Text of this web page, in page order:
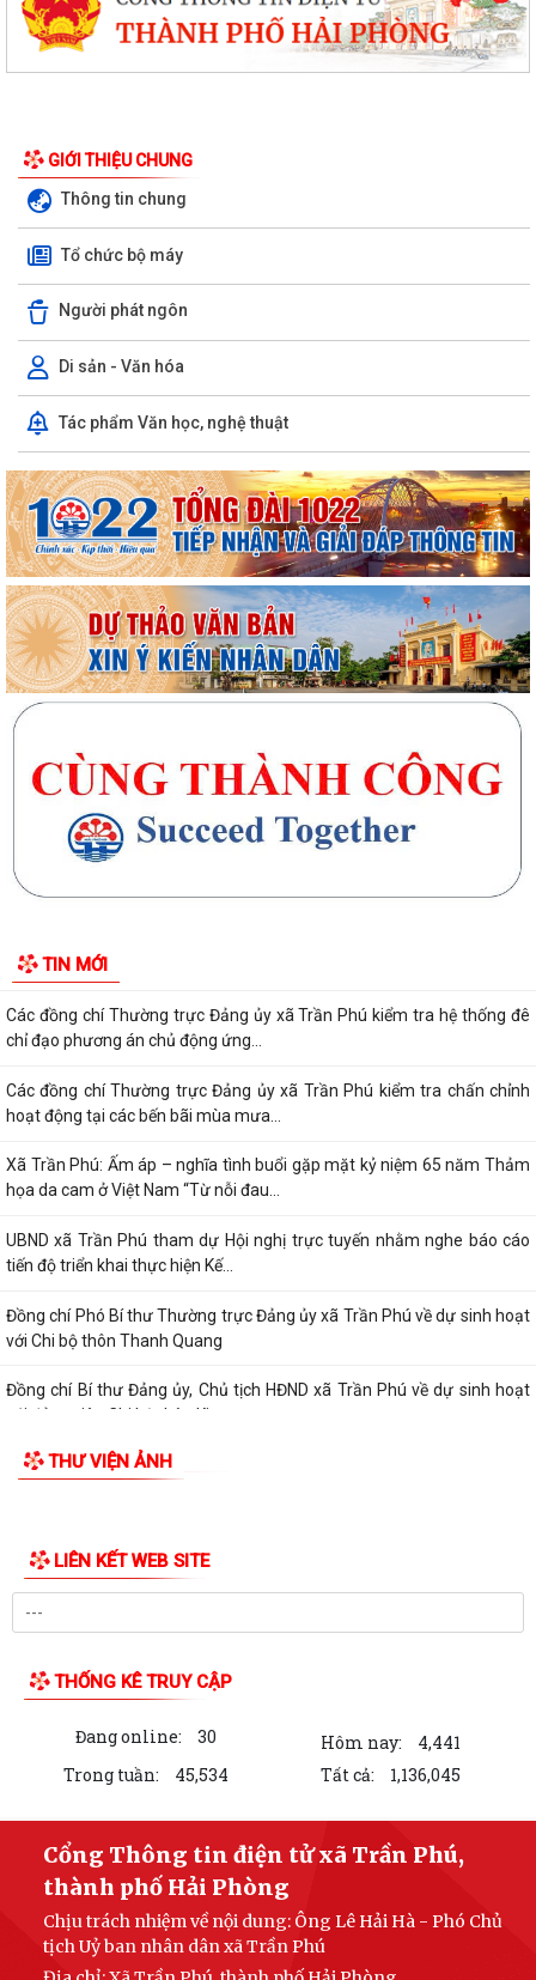
GIỚI THIỆU CHUNG
Thông tin chung
Tổ chức bộ máy
Người phát ngôn
Di sản - Văn hóa
Tác phẩm Văn học, nghệ thuật
TIN MỚI
UBND xã Trần Phú tổ chức niêm yết và gửi thông báo thu hồi đất để
thực hiện Dự án tuyến đường sắt...
Cụm thi đua số 10 (thuộc Ủy ban MTTQ Việt Nam thành phố) sơ kết
công tác mặt trận 6 tháng đầu năm...
Triển khai kiểm đếm, xác nhận tài sản phục vụ giải phóng mặt bằng
các dự án trọng điểm
đổi số, kỹ năng số cho CBCCVC...
Các đồng chí Thường trực Đảng ủy xã Trần Phú kiểm tra hệ thống đê
chỉ đạo phương án chủ động ứng...
Các đồng chí Thường trực Đảng ủy xã Trần Phú kiểm tra chấn chỉnh
hoạt động tại các bến bãi mùa mưa...
Xã Trần Phú: Ấm áp – nghĩa tình buổi gặp mặt kỷ niệm 65 năm Thảm
họa da cam ở Việt Nam “Từ nỗi đau...
UBND xã Trần Phú tham dự Hội nghị trực tuyến nhằm nghe báo cáo
tiến độ triển khai thực hiện Kế...
Đồng chí Phó Bí thư Thường trực Đảng ủy xã Trần Phú về dự sinh hoạt
với Chi bộ thôn Thanh Quang
Đồng chí Bí thư Đảng ủy, Chủ tịch HĐND xã Trần Phú về dự sinh hoạt
với đảng viên Chi bộ thôn Kim...
Giấy mời tiếp công dân của đồng chí Chủ tịch UBND xã (05/8/2026)
Đồng chí Bí thư Đảng ủy, Chủ tịch HĐND xã tiếp xúc, đối thoại với công
dân định kỳ tháng 8
đối thoại với người dân thôn...
UBND xã Trần Phú gửi thông báo và niêm yết công khai thông báo thu
hồi đất đối với một số hộ dân...
Thông báo số 43/TB-HĐND, ngày 29/7/2026 về Kết quả kỳ họp thứ 3
HĐND thành phố
Tổng Bí thư, Chủ tịch nước Tô Lâm chỉ đạo 5 nhiệm vụ trọng tâm tại
THƯ VIỆN ẢNH
LIÊN KẾT WEB SITE